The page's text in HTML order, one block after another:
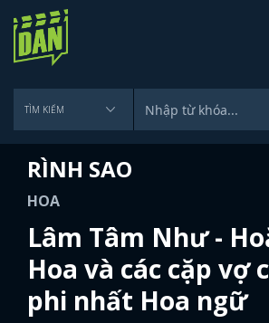
RÌNH SAO
HOA
Lâm Tâm Như -
Hoa và các cặp vợ
phi nhất Hoa ngữ